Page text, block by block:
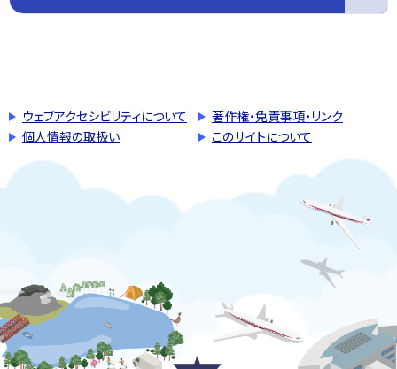
ウェブアクセシビリティについて
著作権・免責事項・リンク
個人情報の取扱い
このサイトについて